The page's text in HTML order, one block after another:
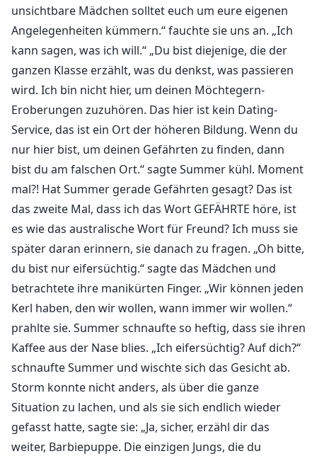
unsichtbare Mädchen solltet euch um eure eigenen
Angelegenheiten kümmern.“ fauchte sie uns an. „Ich
kann sagen, was ich will.“ „Du bist diejenige, die der
ganzen Klasse erzählt, was du denkst, was passieren
wird. Ich bin nicht hier, um deinen Möchtegern-
Eroberungen zuzuhören. Das hier ist kein Dating-
Service, das ist ein Ort der höheren Bildung. Wenn du
nur hier bist, um deinen Gefährten zu finden, dann
bist du am falschen Ort.“ sagte Summer kühl. Moment
mal?! Hat Summer gerade Gefährten gesagt? Das ist
das zweite Mal, dass ich das Wort GEFÄHRTE höre, ist
es wie das australische Wort für Freund? Ich muss sie
später daran erinnern, sie danach zu fragen. „Oh bitte,
du bist nur eifersüchtig.“ sagte das Mädchen und
betrachtete ihre manikürten Finger. „Wir können jeden
Kerl haben, den wir wollen, wann immer wir wollen.“
prahlte sie. Summer schnaufte so heftig, dass sie ihren
Kaffee aus der Nase blies. „Ich eifersüchtig? Auf dich?“
schnaufte Summer und wischte sich das Gesicht ab.
Storm konnte nicht anders, als über die ganze
Situation zu lachen, und als sie sich endlich wieder
gefasst hatte, sagte sie: „Ja, sicher, erzähl dir das
weiter, Barbiepuppe. Die einzigen Jungs, die du